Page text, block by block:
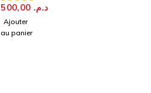
Disque
Dur
Externe
Ultra-
د.م.
Ajouter
au panier